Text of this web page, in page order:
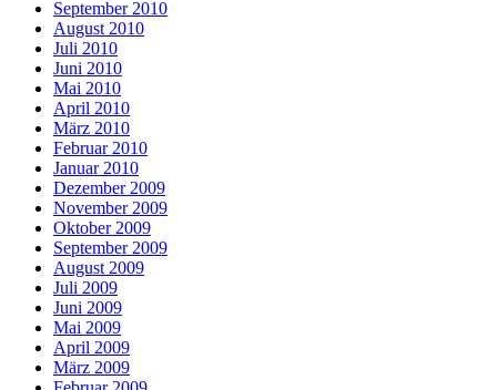
September 2010
August 2010
Juli 2010
Juni 2010
Mai 2010
April 2010
März 2010
Februar 2010
Januar 2010
Dezember 2009
November 2009
Oktober 2009
September 2009
August 2009
Juli 2009
Juni 2009
Mai 2009
April 2009
März 2009